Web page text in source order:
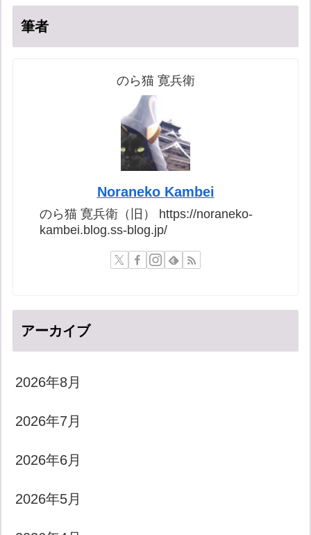
筆者
のら猫 寛兵衛
Noraneko Kambei
のら猫 寛兵衛（旧） https://noraneko-
kambei.blog.ss-blog.jp/
アーカイブ
2026年8月
2026年7月
2026年6月
2026年5月